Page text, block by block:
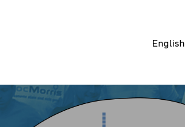
English